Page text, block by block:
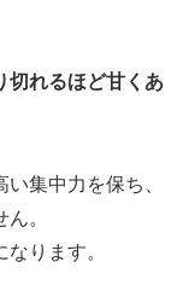
切れるほど甘くあ
集中力を保ち、
。
ります。